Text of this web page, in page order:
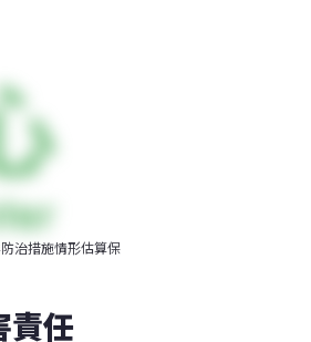
治措施情形估算保
責任